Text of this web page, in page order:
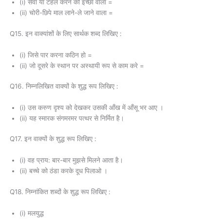
(i) सेवा या टहल करने की इच्छा वाला =
(ii) चोरी-छिपे माल लाने-ले जाने वाला =
Q15. इन वाक्यांशों के लिए सार्थक शब्द लिखिए :
(i) जिसे पार करना कठिन हो =
(ii) जो दूसरे के स्थान पर अस्थायी रूप से काम करे =
Q16. निम्नलिखित वाक्यों के शुद्ध रूप लिखिए :
(i) उस करुण दृश्य को देखकर उसकी आँख में आँसू भर आए ।
(ii) यह स्मारक संगमरमर पत्थर से निर्मित है।
Q17. इन वाक्यों के शुद्ध रूप लिखिए :
(i) वह प्राय: बार-बार मुझसे मिलने आता है।
(ii) बच्चे को ठंडा करके दूध पिलाओ ।
Q18. निम्नांकित शब्दों के शुद्ध रूप लिखिए :
(i) मलयुद्ध